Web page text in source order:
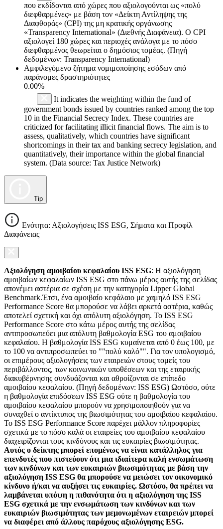
που εκδίδονται από χώρες που αξιολογούνται ως «πολύ
διεφθαρμένες» με βάση τον «Δείκτη Αντίληψης της
Διαφθοράς» (CPI) της μη κρατικής οργάνωσης
«Transparency International» (Διεθνής Διαφάνεια). Ο CPI
αξιολογεί 180 χώρες και περιοχές ανάλογα με το πόσο
διεφθαρμένος θεωρείται ο δημόσιος τομέας. (Πηγή
δεδομένων: Transparency International)
Αμφιλεγόμενο ζήτημα νομιμοποίησης εσόδων από
παράνομες δραστηριότητες
0.00%
It indicates the weighting within the fund of
government bonds issued by countries ranked among the top
10 in the Financial Secrecy Index. These countries are
criticized for facilitating illicit financial flows. The aim is to
assess, qualitatively, which countries have significant
shortcomings in their tax and banking secrecy legislation, and
quantitatively, their importance within the global financial
system. (Data source: Tax Justice Network)
Tip
Ενότητα: Αξιολογήσεις ISS ESG, Σήματα και Προφίλ
Διαφάνειας
Αξιολόγηση αμοιβαίου κεφαλαίου ISS ESG: Η αξιολόγηση
αμοιβαίων κεφαλαίων ISS ESG στο πάνω μέρος αυτής της σελίδας
απονέμει αστέρια σε σχέση με την κατηγορία Lipper Global
Benchmark.Έτσι, ένα αμοιβαίο κεφάλαιο με χαμηλό ISS ESG
Performance Score θα μπορούσε να λάβει αρκετά αστέρια, καθώς
αποτελεί σχετική και όχι απόλυτη αξιολόγηση. Το ISS ESG
Performance Score στο κάτω μέρος αυτής της σελίδας
αντιπροσωπεύει μια απόλυτη βαθμολογία ESG του αμοιβαίου
κεφαλαίου. Η βαθμολογία ISS ESG κυμαίνεται από 0 έως 100, με
το 100 να αντιπροσωπεύει το ""πολύ καλό"". Για τον υπολογισμό,
οι επιμέρους αξιολογήσεις των εταιρειών στους τομείς του
περιβάλλοντος, των κοινωνικών υποθέσεων και της εταιρικής
διακυβέρνησης συνδυάζονται και αθροίζονται σε επίπεδο
αμοιβαίου κεφαλαίου. (Πηγή δεδομένων: ISS ESG) Ωστόσο, ούτε
η βαθμολογία επιδόσεων ISS ESG ούτε η βαθμολογία του
αμοιβαίου κεφαλαίου μπορούν να χρησιμοποιηθούν για να
συναχθεί ο αντίκτυπος της βιωσιμότητας του αμοιβαίου κεφαλαίου.
Το ISS ESG Performance Score παρέχει μάλλον πληροφορίες
σχετικά με το πόσο καλά οι εταιρείες του αμοιβαίου κεφαλαίου
διαχειρίζονται τους κινδύνους και τις ευκαιρίες βιωσιμότητας.
Αυτός ο δείκτης μπορεί επομένως να είναι κατάλληλος για
επενδυτές που πιστεύουν ότι μια ιδιαίτερα καλή ενσωμάτωση
των κινδύνων και των ευκαιριών βιωσιμότητας με βάση την
αξιολόγηση ISS ESG θα μπορούσε να μειώσει τον οικονομικό
κίνδυνο ή/και να αυξήσει τις ευκαιρίες. Ωστόσο, θα πρέπει να
λαμβάνεται υπόψη η πιθανότητα ότι η αξιολόγηση της ISS
ESG σχετικά με την ενσωμάτωση των κινδύνων και των
ευκαιριών βιωσιμότητας των μεμονωμένων εταιρειών μπορεί
να διαφέρει από άλλους παρόχους αξιολόγησης ESG.